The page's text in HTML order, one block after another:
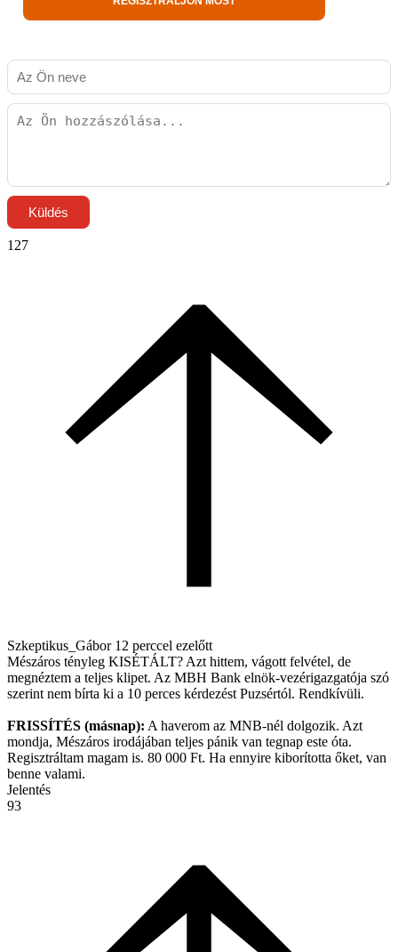
Küldés
127
Szkeptikus_Gábor 12 perccel ezelőtt
Mészáros tényleg KISÉTÁLT? Azt hittem, vágott felvétel, de
megnéztem a teljes klipet. Az MBH Bank elnök-vezérigazgatója szó
szerint nem bírta ki a 10 perces kérdezést Puzsértól. Rendkívüli.
FRISSÍTÉS (másnap): A haverom az MNB-nél dolgozik. Azt
mondja, Mészáros irodájában teljes pánik van tegnap este óta.
Regisztráltam magam is. 80 000 Ft. Ha ennyire kiborította őket, van
benne valami.
Jelentés
93